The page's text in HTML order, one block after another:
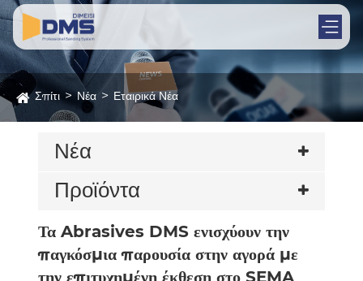
Σπίτι Νέα Εταιρικά Νέα
Νέα
Προϊόντα
Τα Abrasives DMS ενισχύουν την
παγκόσμια παρουσία στην αγορά με
την επιτυχημένη έκθεση στο SEMA